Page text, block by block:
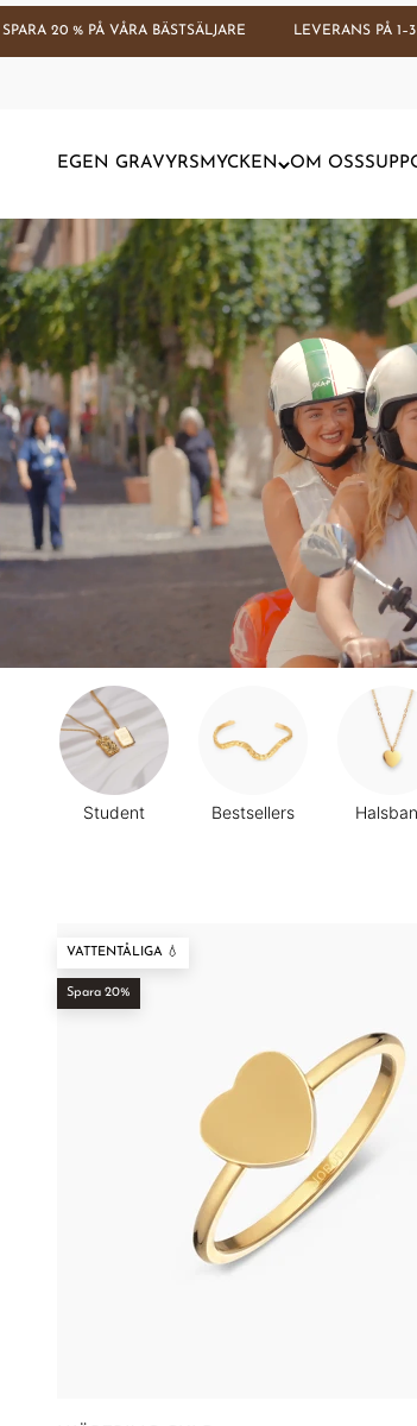
Hoppa till innehållet
PÅ VÅRA BÄSTSÄLJARE LEVERANS PÅ 1–3 DAGAR 📦
EGEN GRAVYRSMYCKEN OM OSS
Student Bestsellers
VATTENTÅLIGA 💧
Spara 20%